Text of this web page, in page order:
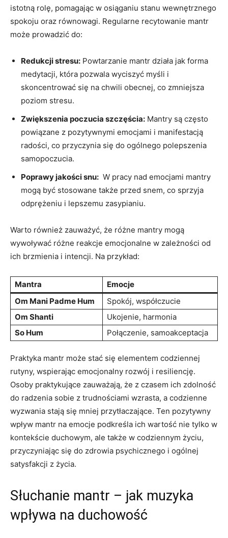
‌istotną rolę,‌ pomagając w osiąganiu stanu wewnętrznego
spokoju oraz równowagi.‌ Regularne ⁣recytowanie mantr
może prowadzić do:
Redukcji⁤ stresu: Powtarzanie mantr działa jak forma
medytacji, która pozwala wyciszyć myśli i
skoncentrować się na chwili ​obecnej, co zmniejsza
poziom stresu.
Zwiększenia poczucia szczęścia: Mantry są często
powiązane z pozytywnymi emocjami i manifestacją
radości, ⁣co przyczynia się do‌ ogólnego polepszenia
samopoczucia.
Poprawy jakości‌ snu: ‍ W ⁢pracy nad emocjami mantry
mogą​ być‍ stosowane także ‌przed snem,⁤ co sprzyja
odprężeniu i ‍lepszemu zasypianiu.
Warto również zauważyć, że różne mantry mogą
wywoływać różne reakcje emocjonalne w zależności od
ich brzmienia i intencji. Na przykład:
Mantra
Emocje
Om Mani Padme Hum
Spokój, współczucie
Om Shanti
Ukojenie, harmonia
So Hum
Połączenie, samoakceptacja
Praktyka mantr może stać się elementem codziennej
rutyny, wspierając emocjonalny⁣ rozwój i ‌resiliencję.⁣
Osoby praktykujące zauważają, że z czasem ich zdolność
do radzenia ⁤sobie z‍ trudnościami wzrasta, ‍a codzienne
wyzwania stają się⁤ mniej przytłaczające.‍ Ten pozytywny
wpływ mantr na emocje ⁢podkreśla ich wartość nie tylko w
kontekście duchowym, ale także w codziennym życiu,
przyczyniając się do zdrowia psychicznego i ogólnej
satysfakcji z życia.
Słuchanie mantr – jak muzyka
wpływa na duchowość